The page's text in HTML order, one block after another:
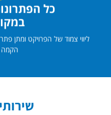
כל
ליווי צמוד של הפרויקט ומתן
הקמה